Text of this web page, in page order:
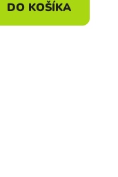
DO KOŠÍKA